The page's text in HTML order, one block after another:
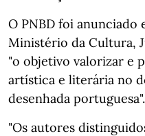
O PNBD foi anunciado
Ministério da Cultura,
"o objetivo valorizar e
artística e literária no
desenhada portuguesa".
"Os autores